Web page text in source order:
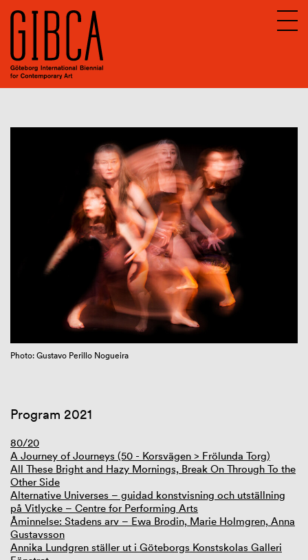
Om GIBCA Extended
GIBCA Extended 2013
GIBCA Extended 2015
GIBCA Extended 2017
GIBCA Extended 2019
GIBCA Extended 2021
Aktörer 2021
Utställning
Program 2021
GIBCA Extended 2023
GIBCA Extended 2025
Photo: Gustavo Perillo Nogueira
Program 2021
80/20
A Journey of Journeys (50 - Korsvägen > Frölunda Torg)
All These Bright and Hazy Mornings, Break On Through To the
Other Side
Alternative Universes – guidad konstvisning och utställning
på Vitlycke – Centre for Performing Arts
Åminnelse: Stadens arv – Ewa Brodin, Marie Holmgren, Anna
Gustavsson
Annika Lundgren ställer ut i Göteborgs Konstskolas Galleri